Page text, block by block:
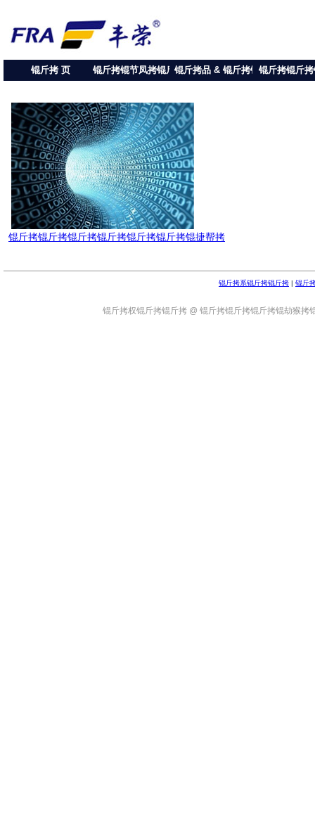
锟斤拷 页
锟斤拷锟节凤拷锟斤锟斤拷品 & 锟斤拷锟锟斤拷锟斤
锟斤拷锟斤拷锟斤拷锟斤拷锟斤拷锟斤拷锟捷帮拷
锟斤拷系锟斤拷锟斤拷 | 锟斤
锟斤拷权锟斤拷锟斤拷 @ 锟斤拷锟斤拷锟斤拷锟劫猴